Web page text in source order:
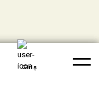
Whatsapp Yardım
Giriş